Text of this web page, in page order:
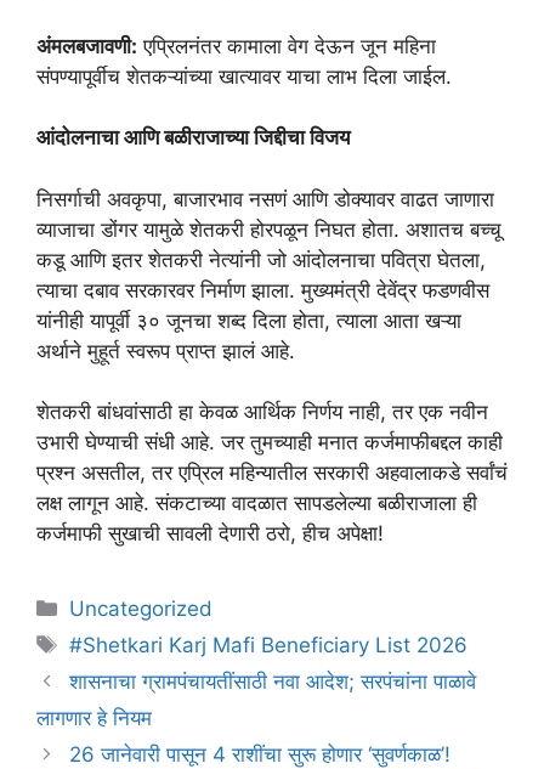
अंमलबजावणी: एप्रिलनंतर कामाला वेग देऊन जून महिना
संपण्यापूर्वीच शेतकऱ्यांच्या खात्यावर याचा लाभ दिला जाईल.
आंदोलनाचा आणि बळीराजाच्या जिद्दीचा विजय
​निसर्गाची अवकृपा, बाजारभाव नसणं आणि डोक्यावर वाढत जाणारा
व्याजाचा डोंगर यामुळे शेतकरी होरपळून निघत होता. अशातच बच्चू
कडू आणि इतर शेतकरी नेत्यांनी जो आंदोलनाचा पवित्रा घेतला,
त्याचा दबाव सरकारवर निर्माण झाला. मुख्यमंत्री देवेंद्र फडणवीस
यांनीही यापूर्वी ३० जूनचा शब्द दिला होता, त्याला आता खऱ्या
अर्थाने मुहूर्त स्वरूप प्राप्त झालं आहे.
​शेतकरी बांधवांसाठी हा केवळ आर्थिक निर्णय नाही, तर एक नवीन
उभारी घेण्याची संधी आहे. जर तुमच्याही मनात कर्जमाफीबद्दल काही
प्रश्न असतील, तर एप्रिल महिन्यातील सरकारी अहवालाकडे सर्वांचं
लक्ष लागून आहे. संकटाच्या वादळात सापडलेल्या बळीराजाला ही
कर्जमाफी सुखाची सावली देणारी ठरो, हीच अपेक्षा!
Categories
Uncategorized
Tags
#Shetkari Karj Mafi Beneficiary List 2026
शासनाचा ग्रामपंचायतींसाठी नवा आदेश; सरपंचांना पाळावे
लागणार हे नियम
26 जानेवारी पासून 4 राशींचा सुरू होणार ‘सुवर्णकाळ’!